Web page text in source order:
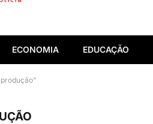
ECONOMIA EDUCAÇÃO